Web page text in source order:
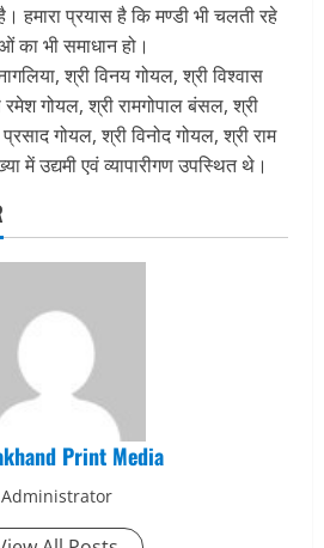
हमारा प्रयास है कि मण्डी भी चलती रहे
का भी समाधान हो।
श्री विनय गोयल, श्री विश्वास
गोयल, श्री रामगोपाल बंसल, श्री
गोयल, श्री विनोद गोयल, श्री राम
में उद्यमी एवं व्यापारीगण उपस्थित थे।
Print Media
Administrator